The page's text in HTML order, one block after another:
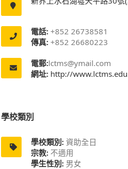
電話: +852 26738581
傳真: +852 26680223
電郵:lctms@ymail.com
網址: http://
學校類別
學校類別: 資助全日
宗教: 不適用
學生性別: 男女